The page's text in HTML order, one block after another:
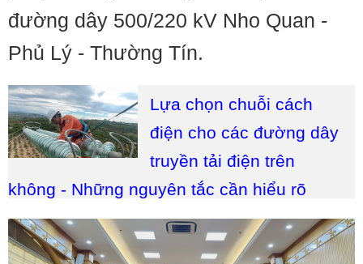
đường dây 500/220 kV Nho Quan -
Phủ Lý - Thường Tín.
Lựa chọn chuỗi cách
điện cho các đường dây
truyền tải điện trên
không - Những nguyên tắc cần hiểu rõ